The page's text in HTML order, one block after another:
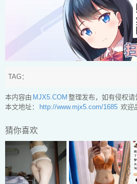
TAG：
本内容由 MJX5.COM 整理发布，如有侵权请
本文地址：
http://www.mjx5.com/1685 欢迎
猜你喜欢